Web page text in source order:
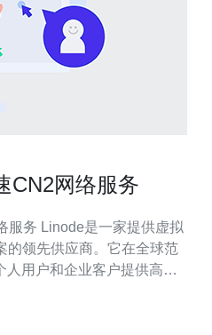
CN2网络服务
提供虚拟
的领先供应商。它在全球范
人用户和企业客户提供高性
一。这个数据中心采用最